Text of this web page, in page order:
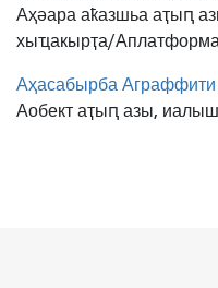
Аҳәара аҟазшьа аҭыԥ
хыҵакырҭа/
Аҳасабырба
Аобект аҭыԥ азы,